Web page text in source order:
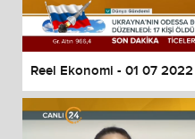
Reel Ekonomi - 01 07 2022